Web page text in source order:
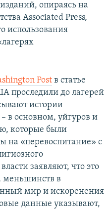
опираясь на
Associated Press,
использования
Post в статье
проследили до лагерей
истории
в основном, уйгуров и
которые были
на «перевоспитание» с
заявляют, что это
меньшинств в
мир и искоренения
данные указывают,